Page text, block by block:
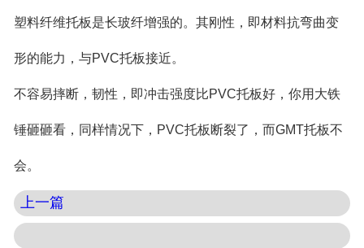
塑料纤维托板是长玻纤增强的。其刚性，即材料抗弯曲变
形的能力，与PVC托板接近。
不容易摔断，韧性，即冲击强度比PVC托板好，你用大铁
锤砸砸看，同样情况下， PVC托板 断裂了，而GMT托板不
会。
上一篇